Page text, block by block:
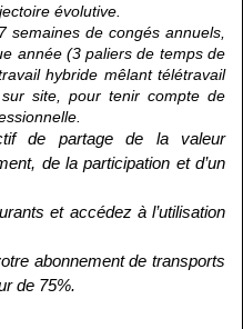
évolutive.
semaines de congés annuels,
année (3 paliers de temps de
hybride mêlant télétravail
site, pour tenir compte de
de partage de la valeur
de la participation et d’un
et accédez à l’utilisation
abonnement de transports
de 75%.